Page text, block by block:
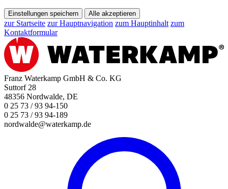
Einstellungen speichern Alle akzeptieren
zur Startseite zur Hauptnavigation zum Hauptinhalt zum
Kontaktformular
Franz Waterkamp GmbH & Co. KG
Suttorf 28
48356 Nordwalde, DE
0 25 73 / 93 94-150
0 25 73 / 93 94-189
nordwalde@waterkamp.de